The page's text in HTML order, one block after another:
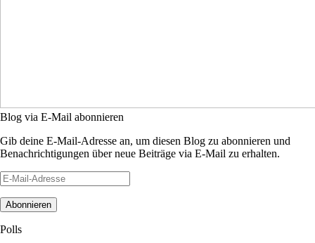
Blog via E-Mail abonnieren
Gib deine E-Mail-Adresse an, um diesen Blog zu abonnieren und
Benachrichtigungen über neue Beiträge via E-Mail zu erhalten.
E-
Mail-
Adresse
Polls